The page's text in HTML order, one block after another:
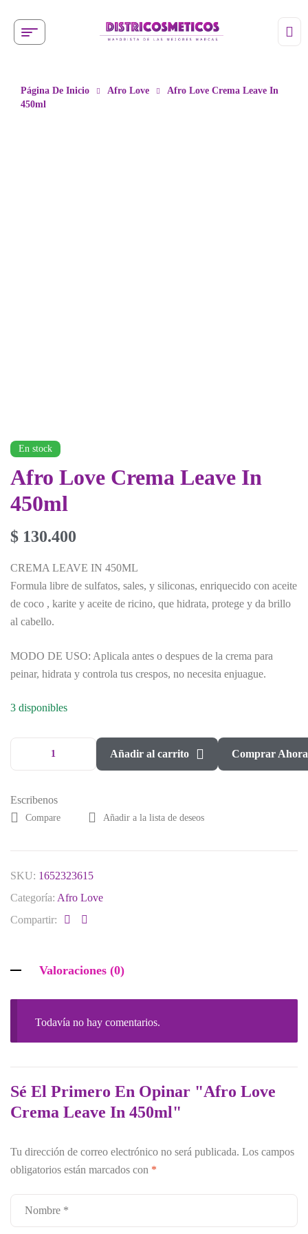
Página De Inicio Afro Love
Afro Love Crema Leave In
450ml
En stock
Afro Love Crema Leave In
450ml
$ 130.400
CREMA LEAVE IN 450ML
Formula libre de sulfatos, sales, y siliconas, enriquecido con aceite
de coco , karite y aceite de ricino, que hidrata, protege y da brillo
al cabello.
MODO DE USO: Aplicala antes o despues de la crema para
peinar, hidrata y controla tus crespos, no necesita enjuague.
3 disponibles
Añadir al carrito Comprar Ahora
Escribenos
Compare Añadir a la lista de deseos
SKU: 1652323615
Categoría: Afro Love
Compartir:
Valoraciones (0)
Todavía no hay comentarios.
Sé El Primero En Opinar "Afro Love
Crema Leave In 450ml"
Tu dirección de correo electrónico no será publicada. Los campos
obligatorios están marcados con *